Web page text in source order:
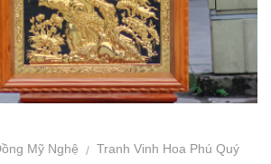
Mỹ Nghệ / Tranh Vinh Hoa Phú Quý